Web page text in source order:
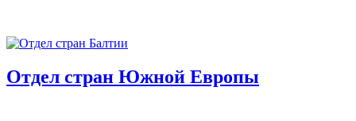
Отдел стран Южной Европы